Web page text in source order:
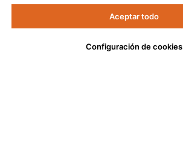
Aceptar todo
Configuración de cookies